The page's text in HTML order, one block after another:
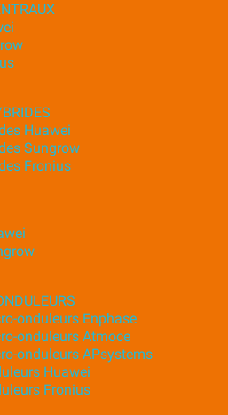
Huawei
Sungrow
Fronius
onduleurs Enphase
onduleurs Atmoce
onduleurs APsystems
Huawei
Fronius